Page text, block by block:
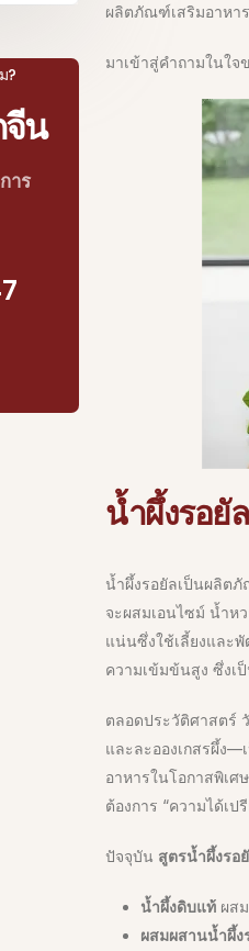
ผลิตภัณฑ์เสริมอาหา
มาเข้าสู่คำถามในใจ
น้ำผึ้งรอยั
น้ำผึ้งรอยัลเป็นผลิต
จะผสมเอนไซม์ น้ำห
แน่นซึ่งใช้เลี้ยงและ
ความเข้มข้นสูง ซึ่งเ
ตลอดประวัติศาสตร์
และละอองเกสรผึ้ง
อาหารในโอกาสพิเศ
ต้องการ “ความได้เ
ปัจจุบัน สูตรน้ำผึ้งรอ
น้ำผึ้งดิบแท้ผสม
ผสมผสานน้ำผึ้ง
?
น
าร